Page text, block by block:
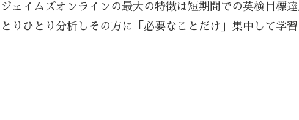
ジェイムズオンラインの最大の特徴は短期間での英検目標
とりひとり分析しその方に「必要なことだけ」集中して学習